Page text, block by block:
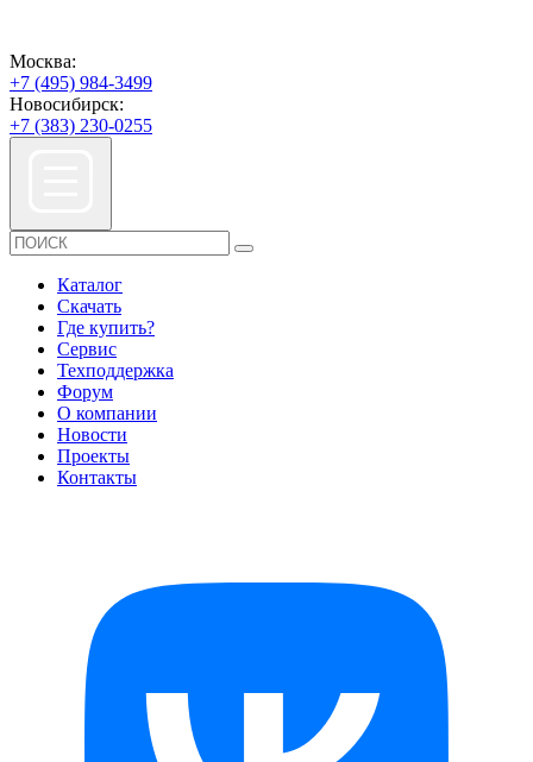
Москва:
+7 (495) 984-3499
Новосибирск:
+7 (383) 230-0255
Каталог
Скачать
Где купить?
Сервис
Техподдержка
Форум
О компании
Новости
Проекты
Контакты